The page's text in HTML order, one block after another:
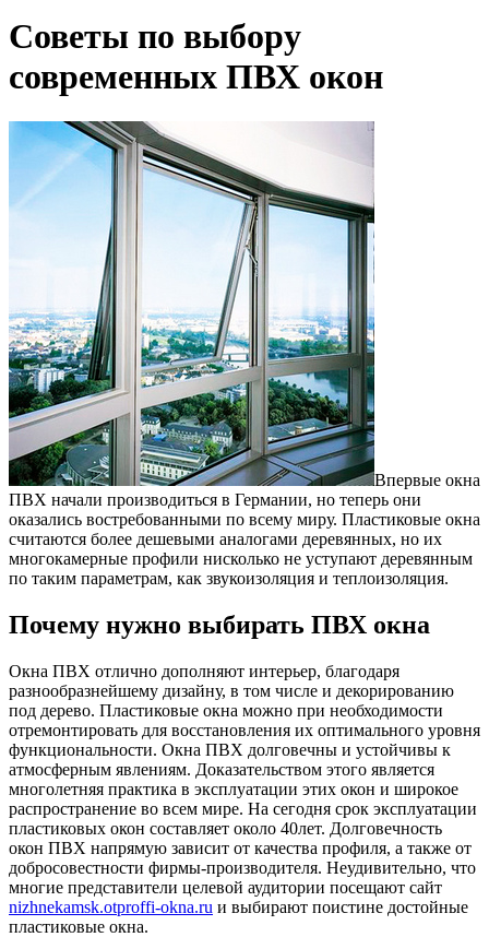
Советы по выбору
современных ПВХ окон
Впервые окна
ПВХ начали производиться в Германии, но теперь они
оказались востребованными по всему миру. Пластиковые окна
считаются более дешевыми аналогами деревянных, но их
многокамерные профили нисколько не уступают деревянным
по таким параметрам, как звукоизоляция и теплоизоляция.
Почему нужно выбирать ПВХ окна
Окна ПВХ отлично дополняют интерьер, благодаря
разнообразнейшему дизайну, в том числе и декорированию
под дерево. Пластиковые окна можно при необходимости
отремонтировать для восстановления их оптимального уровня
функциональности. Окна ПВХ долговечны и устойчивы к
атмосферным явлениям. Доказательством этого является
многолетняя практика в эксплуатации этих окон и широкое
распространение во всем мире. На сегодня срок эксплуатации
пластиковых окон составляет около 40лет. Долговечность
окон ПВХ напрямую зависит от качества профиля, а также от
добросовестности фирмы-производителя. Неудивительно, что
многие представители целевой аудитории посещают сайт
nizhnekamsk.otproffi-okna.ru и выбирают поистине достойные
пластиковые окна.